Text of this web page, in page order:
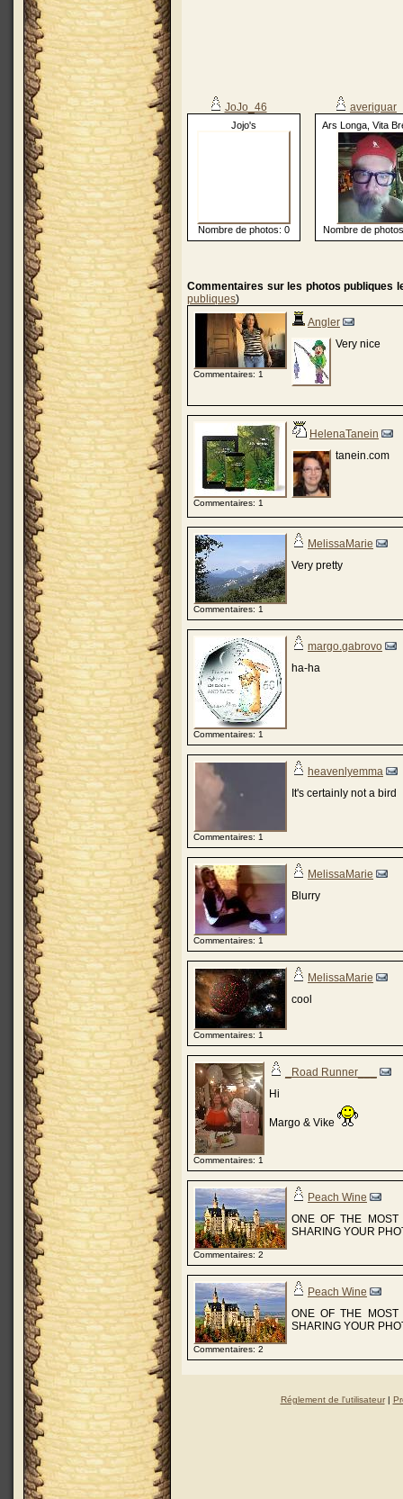
JoJo_46
Jojo's
Nombre de photos: 0
averiguar
Ars Longa, Vita
Nombre de
Commentaires sur les photos publiques
publiques)
Commentaires: 1
Angler
Very nice
Commentaires: 1
HelenaTanein
tanein.com
Commentaires: 1
MelissaMarie
Very pretty
Commentaires: 1
margo.gabrovo
ha-ha
Commentaires: 1
heavenlyemma
It's certainly not a bird
Commentaires: 1
MelissaMarie
Blurry
Commentaires: 1
MelissaMarie
cool
Commentaires: 1
_Road Runner___
Hi
Margo & Vike
Commentaires: 2
Peach Wine
ONE OF THE MOST
SHARING YOUR
Commentaires: 2
Peach Wine
ONE OF THE MOST
SHARING YOUR
Réglement de l'utilisateur|